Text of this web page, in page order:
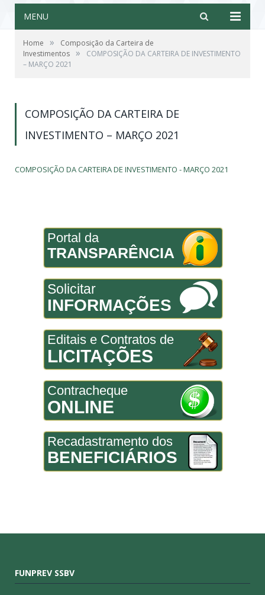
MENU
Home »
Composição da Carteira de
Investimentos »
COMPOSIÇÃO DA CARTEIRA DE INVESTIMENTO
– MARÇO 2021
COMPOSIÇÃO DA CARTEIRA DE
INVESTIMENTO – MARÇO 2021
COMPOSIÇÃO DA CARTEIRA DE INVESTIMENTO - MARÇO 2021
Portal da
TRANSPARÊNCIA
Solicitar
INFORMAÇÕES
Editais e Contratos de
LICITAÇÕES
Contracheque
ONLINE
Recadastramento dos
BENEFICIÁRIOS
FUNPREV SSBV